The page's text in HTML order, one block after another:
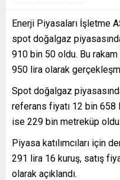
Enerji Piyasaları İşletme
spot doğalgaz
910 bin 50 oldu. Bu
950 lira olarak
Spot doğalgaz
referans fiyatı 12 bin 658
ise 229 bin metreküp oldu.
Piyasa katılımcıları için
291 lira 16 kuruş, satış
olarak açıklandı.